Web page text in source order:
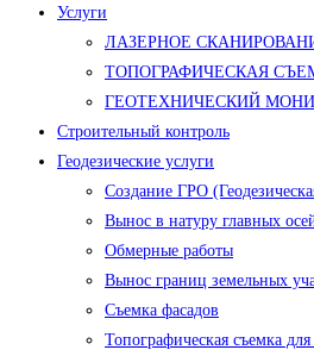
Услуги
ЛАЗЕРНОЕ
ТОПОГРАФИЧЕСКАЯ
ГЕОТЕХНИЧЕСКИЙ
Строительный контроль
Геодезические услуги
Создание ГРО
Вынос в натуру главных
Обмерные работы
Вынос границ земельных
Съемка фасадов
Топографическая съемка